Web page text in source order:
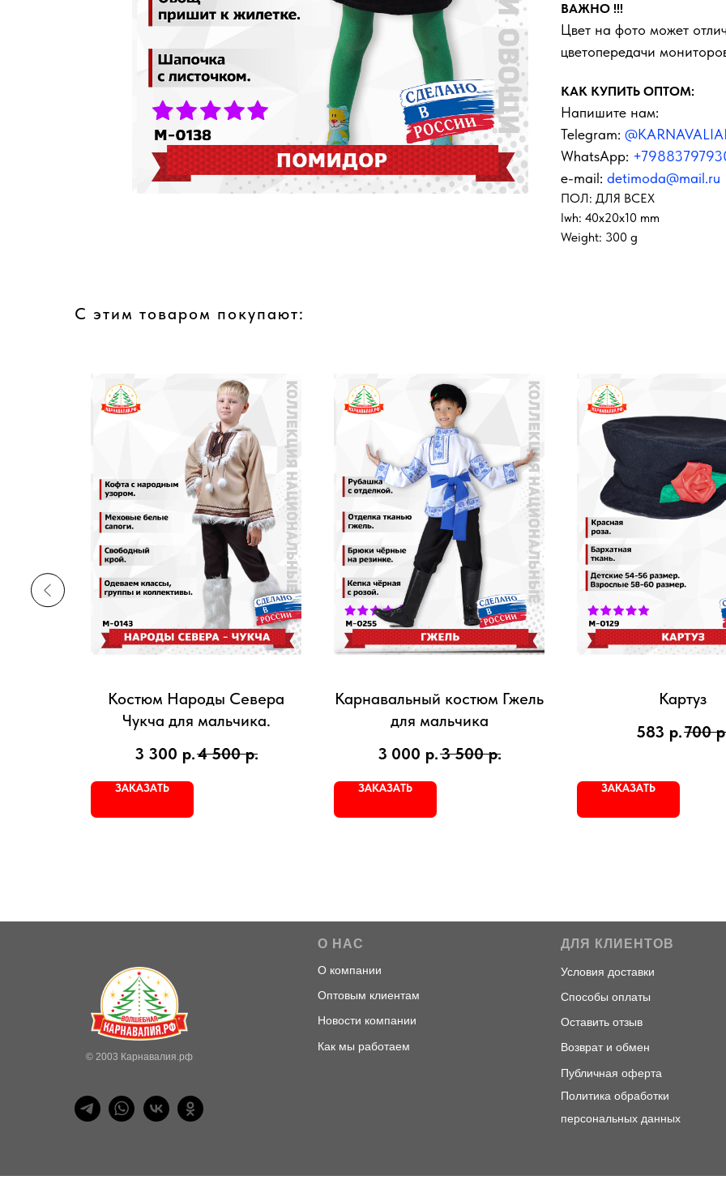
ВАЖНО !!!
Цвет на фото может
цветопередачи
КАК КУПИТЬ ОПТОМ:
Напишите нам:
Telegram:
WhatsApp:
e-mail: detimoda@mail.ru
ПОЛ: ДЛЯ ВСЕХ
lwh: 40x20x10 mm
Weight: 300 g
С этим товаром покупают:
Костюм Народы Севера
Чукча для мальчика.
3 300 р.4 500 р.
ЗАКАЗАТЬ
Карнавальный костюм Гжель
для мальчика
3 000 р.3 500 р.
ЗАКАЗАТЬ
Картуз
583 р.700
ЗАКАЗАТЬ
О НАС ДЛЯ КЛИЕНТОВ
© 2003 Карнавалия.рф
Условия доставки
Возврат и обмен
Способы оплаты
Оставить отзыв
О компании
Оптовым клиентам
Новости компании
Как мы работаем
Публичная оферта
Политика обработки
персональных данных